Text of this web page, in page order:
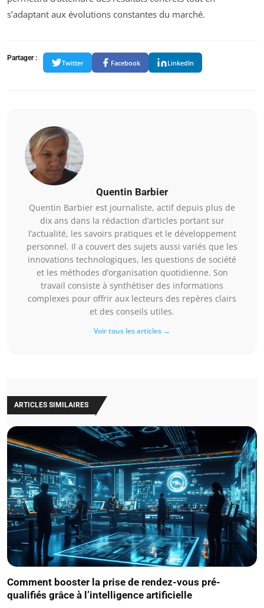
s’adaptant aux évolutions constantes du marché.
Partager :
Twitter Facebook LinkedIn
Quentin Barbier
Quentin Barbier est journaliste, actif depuis plus de
dix ans dans la rédaction d’articles portant sur
l’actualité, les savoirs pratiques et le développement
personnel. Il a couvert des sujets aussi variés que les
innovations technologiques, les questions de société
et les méthodes d’organisation quotidienne. Son
travail consiste à synthétiser des informations
complexes pour offrir aux lecteurs des repères clairs
et des conseils utiles.
Voir tous les articles →
ARTICLES SIMILAIRES
Comment booster la prise de rendez-vous pré-
qualifiés grâce à l’intelligence artificielle